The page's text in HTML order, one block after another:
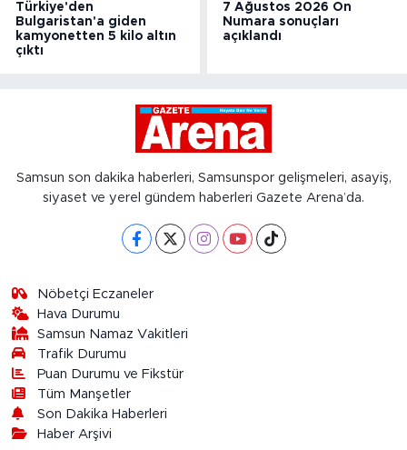
Türkiye'den
Bulgaristan'a giden
kamyonetten 5 kilo altın
çıktı
7 Ağustos 2026 On
Numara sonuçları
açıklandı
Samsun son dakika haberleri, Samsunspor gelişmeleri, asayiş,
siyaset ve yerel gündem haberleri Gazete Arena’da.
Nöbetçi Eczaneler
Hava Durumu
Samsun Namaz Vakitleri
Trafik Durumu
Puan Durumu ve Fikstür
Tüm Manşetler
Son Dakika Haberleri
Haber Arşivi